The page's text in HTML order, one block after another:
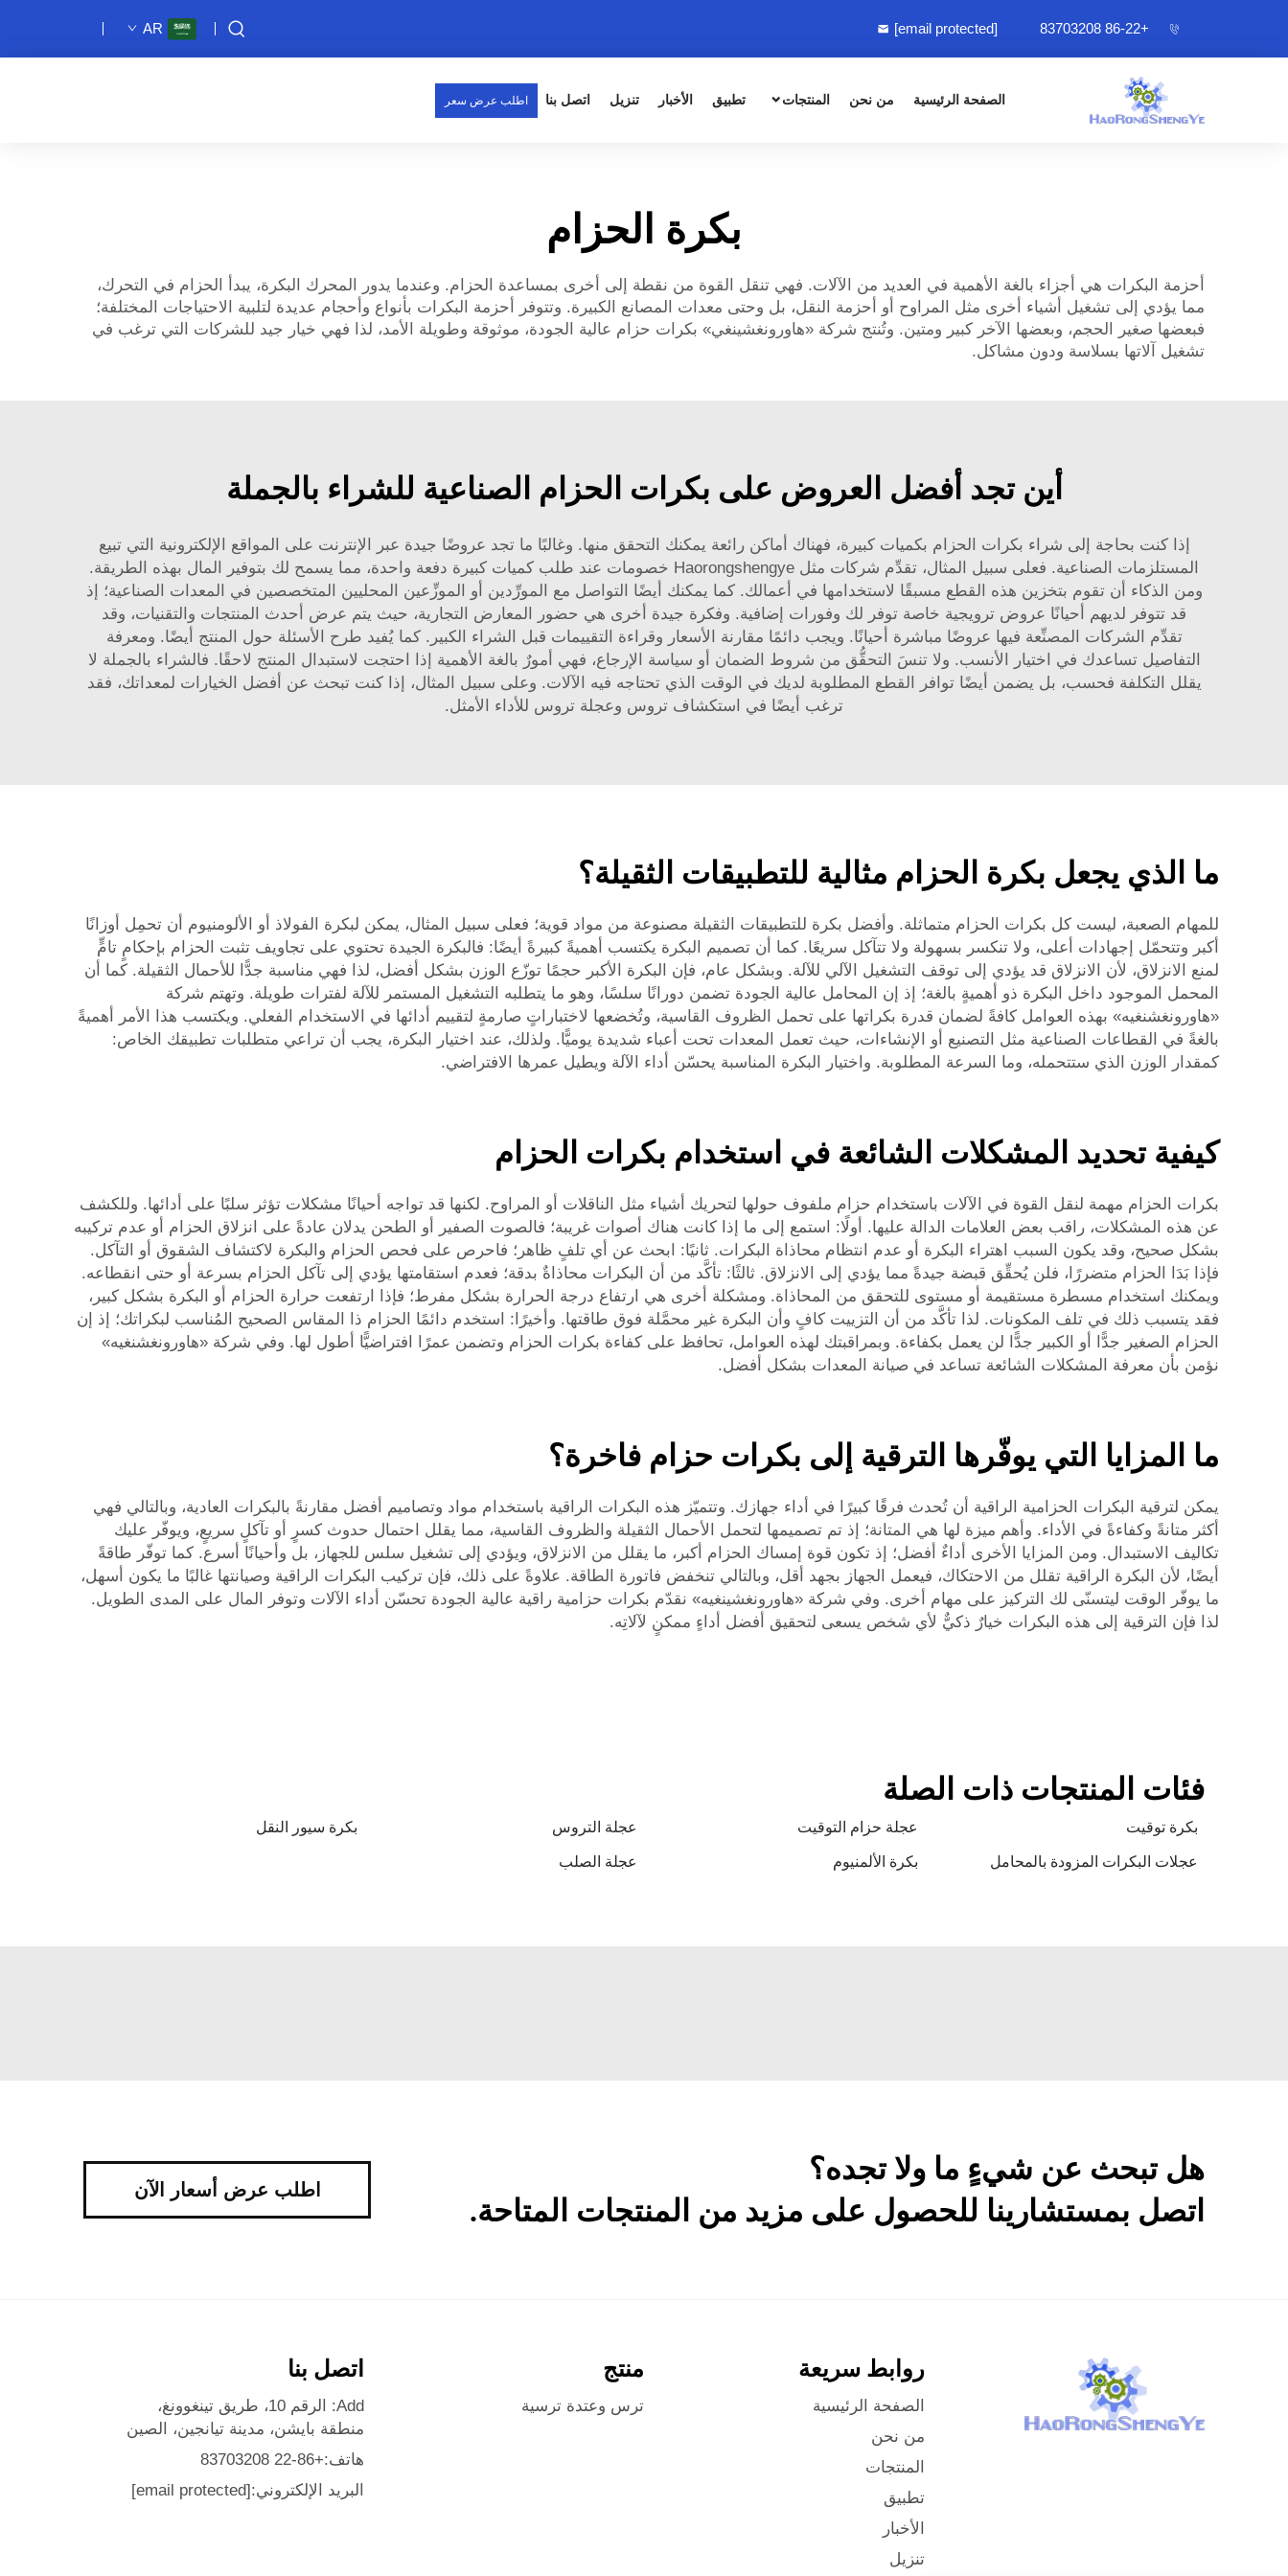
+86-22 83703208
[email protected]
AR
الصفحة الرئيسية من نحن المنتجات تطبيق الأخبار تنزيل اتصل بنا اطلب عرض سعر
بكرة الحزام
أحزمة البكرات هي أجزاء بالغة الأهمية في العديد من الآلات. فهي تنقل القوة من نقطة إلى أخرى بمساعدة الحزام. وعندما يدور المحرك البكرة، يبدأ الحزام في التحرك،
مما يؤدي إلى تشغيل أشياء أخرى مثل المراوح أو أحزمة النقل، بل وحتى معدات المصانع الكبيرة. وتتوفر أحزمة البكرات بأنواع وأحجام عديدة لتلبية الاحتياجات المختلفة؛
فبعضها صغير الحجم، وبعضها الآخر كبير ومتين. وتُنتج شركة «هاورونغشينغي» بكرات حزام عالية الجودة، موثوقة وطويلة الأمد، لذا فهي خيار جيد للشركات التي ترغب في
تشغيل آلاتها بسلاسة ودون مشاكل.
أين تجد أفضل العروض على بكرات الحزام الصناعية للشراء بالجملة
إذا كنت بحاجة إلى شراء بكرات الحزام بكميات كبيرة، فهناك أماكن رائعة يمكنك التحقق منها. وغالبًا ما تجد عروضًا جيدة عبر الإنترنت على المواقع الإلكترونية التي تبيع
المستلزمات الصناعية. فعلى سبيل المثال، تقدِّم شركات مثل Haorongshengye خصومات عند طلب كميات كبيرة دفعة واحدة، مما يسمح لك بتوفير المال بهذه الطريقة.
ومن الذكاء أن تقوم بتخزين هذه القطع مسبقًا لاستخدامها في أعمالك. كما يمكنك أيضًا التواصل مع المورِّدين أو الموزِّعين المحليين المتخصصين في المعدات الصناعية؛ إذ
قد تتوفر لديهم أحيانًا عروض ترويجية خاصة توفر لك وفورات إضافية. وفكرة جيدة أخرى هي حضور المعارض التجارية، حيث يتم عرض أحدث المنتجات والتقنيات، وقد
تقدِّم الشركات المصنِّعة فيها عروضًا مباشرة أحيانًا. ويجب دائمًا مقارنة الأسعار وقراءة التقييمات قبل الشراء الكبير. كما يُفيد طرح الأسئلة حول المنتج أيضًا. ومعرفة
التفاصيل تساعدك في اختيار الأنسب. ولا تنسَ التحقُّق من شروط الضمان أو سياسة الإرجاع، فهي أمورٌ بالغة الأهمية إذا احتجت لاستبدال المنتج لاحقًا. فالشراء بالجملة لا
يقلل التكلفة فحسب، بل يضمن أيضًا توافر القطع المطلوبة لديك في الوقت الذي تحتاجه فيه الآلات. وعلى سبيل المثال، إذا كنت تبحث عن أفضل الخيارات لمعداتك، فقد
ترغب أيضًا في استكشاف تروس وعجلة تروس للأداء الأمثل.
ما الذي يجعل بكرة الحزام مثالية للتطبيقات الثقيلة؟
للمهام الصعبة، ليست كل بكرات الحزام متماثلة. وأفضل بكرة للتطبيقات الثقيلة مصنوعة من مواد قوية؛ فعلى سبيل المثال، يمكن لبكرة الفولاذ أو الألومنيوم أن تحمِل أوزانًا
أكبر وتتحمّل إجهادات أعلى، ولا تنكسر بسهولة ولا تتآكل سريعًا. كما أن تصميم البكرة يكتسب أهميةً كبيرةً أيضًا: فالبكرة الجيدة تحتوي على تجاويف تثبت الحزام بإحكامٍ تامٍّ
لمنع الانزلاق، لأن الانزلاق قد يؤدي إلى توقف التشغيل الآلي للآلة. وبشكل عام، فإن البكرة الأكبر حجمًا توزّع الوزن بشكل أفضل، لذا فهي مناسبة جدًّا للأحمال الثقيلة. كما أن
المحمل الموجود داخل البكرة ذو أهميةٍ بالغة؛ إذ إن المحامل عالية الجودة تضمن دورانًا سلسًا، وهو ما يتطلبه التشغيل المستمر للآلة لفترات طويلة. وتهتم شركة
«هاورونغشنغيه» بهذه العوامل كافةً لضمان قدرة بكراتها على تحمل الظروف القاسية، وتُخضعها لاختباراتٍ صارمةٍ لتقييم أدائها في الاستخدام الفعلي. ويكتسب هذا الأمر أهميةً
بالغةً في القطاعات الصناعية مثل التصنيع أو الإنشاءات، حيث تعمل المعدات تحت أعباء شديدة يوميًّا. ولذلك، عند اختيار البكرة، يجب أن تراعي متطلبات تطبيقك الخاص:
كمقدار الوزن الذي ستتحمله، وما السرعة المطلوبة. واختيار البكرة المناسبة يحسّن أداء الآلة ويطيل عمرها الافتراضي.
كيفية تحديد المشكلات الشائعة في استخدام بكرات الحزام
بكرات الحزام مهمة لنقل القوة في الآلات باستخدام حزام ملفوف حولها لتحريك أشياء مثل الناقلات أو المراوح. لكنها قد تواجه أحيانًا مشكلات تؤثر سلبًا على أدائها. وللكشف
عن هذه المشكلات، راقب بعض العلامات الدالة عليها. أولًا: استمع إلى ما إذا كانت هناك أصوات غريبة؛ فالصوت الصفير أو الطحن يدلان عادةً على انزلاق الحزام أو عدم تركيبه
بشكل صحيح، وقد يكون السبب اهتراء البكرة أو عدم انتظام محاذاة البكرات. ثانيًا: ابحث عن أي تلفٍ ظاهر؛ فاحرص على فحص الحزام والبكرة لاكتشاف الشقوق أو التآكل.
فإذا بَدَا الحزام متضررًا، فلن يُحقِّق قبضة جيدةً مما يؤدي إلى الانزلاق. ثالثًا: تأكَّد من أن البكرات محاذاةٌ بدقة؛ فعدم استقامتها يؤدي إلى تآكل الحزام بسرعة أو حتى انقطاعه.
ويمكنك استخدام مسطرة مستقيمة أو مستوى للتحقق من المحاذاة. ومشكلة أخرى هي ارتفاع درجة الحرارة بشكل مفرط؛ فإذا ارتفعت حرارة الحزام أو البكرة بشكل كبير،
فقد يتسبب ذلك في تلف المكونات. لذا تأكَّد من أن التزييت كافٍ وأن البكرة غير محمَّلة فوق طاقتها. وأخيرًا: استخدم دائمًا الحزام ذا المقاس الصحيح المُناسب لبكراتك؛ إذ إن
الحزام الصغير جدًّا أو الكبير جدًّا لن يعمل بكفاءة. وبمراقبتك لهذه العوامل، تحافظ على كفاءة بكرات الحزام وتضمن عمرًا افتراضيًّا أطول لها. وفي شركة «هاورونغشنغيه»
نؤمن بأن معرفة المشكلات الشائعة تساعد في صيانة المعدات بشكل أفضل.
ما المزايا التي يوفّرها الترقية إلى بكرات حزام فاخرة؟
يمكن لترقية البكرات الحزامية الراقية أن تُحدث فرقًا كبيرًا في أداء جهازك. وتتميّز هذه البكرات الراقية باستخدام مواد وتصاميم أفضل مقارنةً بالبكرات العادية، وبالتالي فهي
أكثر متانةً وكفاءةً في الأداء. وأهم ميزة لها هي المتانة؛ إذ تم تصميمها لتحمل الأحمال الثقيلة والظروف القاسية، مما يقلل احتمال حدوث كسرٍ أو تآكلٍ سريعٍ، ويوفّر عليك
تكاليف الاستبدال. ومن المزايا الأخرى أداءٌ أفضل؛ إذ تكون قوة إمساك الحزام أكبر، ما يقلل من الانزلاق، ويؤدي إلى تشغيل سلس للجهاز، بل وأحيانًا أسرع. كما توفّر طاقةً
أيضًا، لأن البكرة الراقية تقلل من الاحتكاك، فيعمل الجهاز بجهد أقل، وبالتالي تنخفض فاتورة الطاقة. علاوةً على ذلك، فإن تركيب البكرات الراقية وصيانتها غالبًا ما يكون أسهل،
ما يوفّر الوقت ليتسنّى لك التركيز على مهام أخرى. وفي شركة «هاورونغشينغيه» نقدّم بكرات حزامية راقية عالية الجودة تحسّن أداء الآلات وتوفر المال على المدى الطويل.
لذا فإن الترقية إلى هذه البكرات خيارٌ ذكيٌّ لأي شخص يسعى لتحقيق أفضل أداءٍ ممكنٍ لآلاتِه.
فئات المنتجات ذات الصلة
بكرة توقيت عجلة حزام التوقيت عجلة التروس بكرة سيور النقل
عجلات البكرات المزودة بالمحامل بكرة الألمنيوم عجلة الصلب
هل تبحث عن شيءٍ ما ولا تجده؟
اتصل بمستشارينا للحصول على مزيد من المنتجات المتاحة.
اطلب عرض أسعار الآن
روابط سريعة
الصفحة الرئيسية
من نحن
المنتجات
تطبيق
الأخبار
تنزيل
منتج
ترس وعتدة ترسية
اتصل بنا
Add: الرقم 10، طريق تينغوونغ،
منطقة بايشن، مدينة تيانجين، الصين
هاتف:+86-22 83703208
البريد الإلكتروني:[email protected]